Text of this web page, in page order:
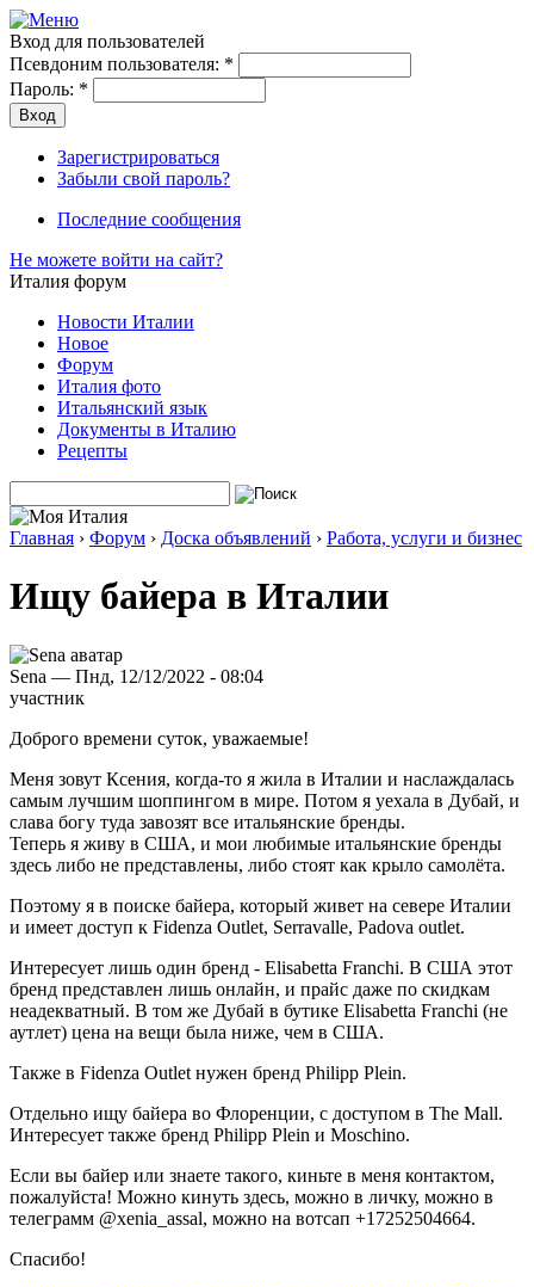
Вход для пользователей
Псевдоним пользователя: *
Пароль: *
Зарегистрироваться
Забыли свой пароль?
Последние сообщения
Не можете войти на сайт?
Италия форум
Новости Италии
Новое
Форум
Италия фото
Итальянский язык
Документы в Италию
Рецепты
Главная › Форум › Доска объявлений › Работа, услуги и бизнес
Ищу байера в Италии
Sena — Пнд, 12/12/2022 - 08:04
участник
Доброго времени суток, уважаемые!
Меня зовут Ксения, когда-то я жила в Италии и наслаждалась
самым лучшим шоппингом в мире. Потом я уехала в Дубай, и
слава богу туда завозят все итальянские бренды.
Теперь я живу в США, и мои любимые итальянские бренды
здесь либо не представлены, либо стоят как крыло самолёта.
Поэтому я в поиске байера, который живет на севере Италии
и имеет доступ к Fidenza Outlet, Serravalle, Padova outlet.
Интересует лишь один бренд - Elisabetta Franchi. В США этот
бренд представлен лишь онлайн, и прайс даже по скидкам
неадекватный. В том же Дубай в бутике Elisabetta Franchi (не
аутлет) цена на вещи была ниже, чем в США.
Также в Fidenza Outlet нужен бренд Philipp Plein.
Отдельно ищу байера во Флоренции, с доступом в The Mall.
Интересует также бренд Philipp Plein и Moschino.
Если вы байер или знаете такого, киньте в меня контактом,
пожалуйста! Можно кинуть здесь, можно в личку, можно в
телеграмм @xenia_assal, можно на вотсап +17252504664.
Спасибо!